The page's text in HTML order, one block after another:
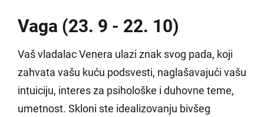
Vaga (23. 9 - 22. 10)
Vaš vladalac Venera ulazi znak svog pada, koji
zahvata vašu kuću podsvesti, naglašavajući vašu
intuiciju, interes za psihološke i duhovne teme,
umetnost. Skloni ste idealizovanju bivšeg